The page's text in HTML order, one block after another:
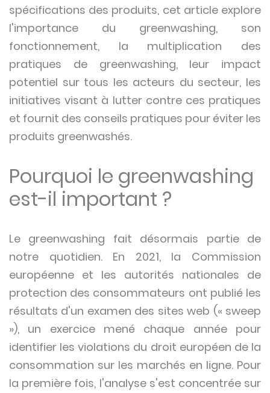
spécifications des produits, cet article explore
l'importance du greenwashing, son
fonctionnement, la multiplication des
pratiques de greenwashing, leur impact
potentiel sur tous les acteurs du secteur, les
initiatives visant à lutter contre ces pratiques
et fournit des conseils pratiques pour éviter les
produits greenwashés.
Pourquoi le greenwashing
est-il important ?
Le greenwashing fait désormais partie de
notre quotidien. En 2021, la Commission
européenne et les autorités nationales de
protection des consommateurs ont publié les
résultats d'un examen des sites web (« sweep
»), un exercice mené chaque année pour
identifier les violations du droit européen de la
consommation sur les marchés en ligne. Pour
la première fois, l'analyse s'est concentrée sur